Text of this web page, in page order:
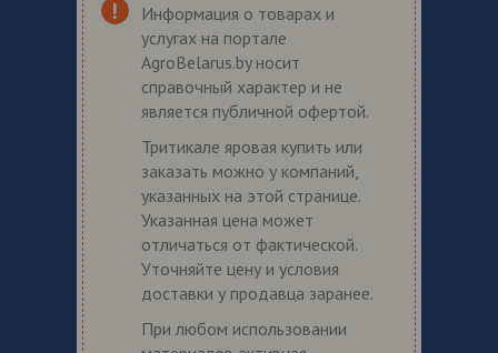
Информация о товарах и
услугах на портале
AgroBelarus.by носит
справочный характер и не
является публичной офертой.
Тритикале яровая купить или
заказать можно у компаний,
указанных на этой странице.
Указанная цена может
отличаться от фактической.
Уточняйте цену и условия
доставки у продавца заранее.
При любом использовании